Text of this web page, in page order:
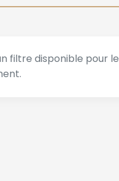
filtre disponible pour le